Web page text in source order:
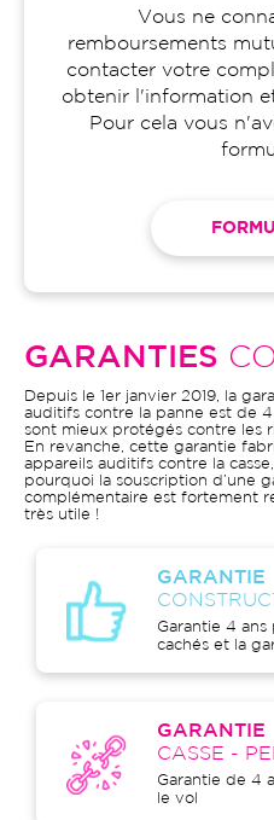
Vous ne
remboursements
contacter votre
obtenir l'information
Pour cela vous
GARANTIES
Depuis le 1er janvier 2019, la
auditifs contre la panne est de
sont mieux protégés contre les
En revanche, cette garantie
appareils auditifs contre la
pourquoi la souscription d’une
complémentaire est fortement
très utile !
GARANTIE
Garantie 4 ans
cachés et la
GARANTIE
CASSE -
Garantie de 4
le vol